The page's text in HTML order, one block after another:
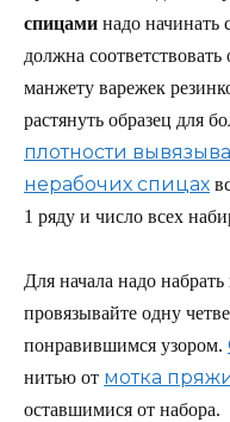
спицами надо начинать
должна
манжету варежек
растянуть образец для
плотности
нерабочих спицах
1 ряду и число всех
Для начала надо
провязывайте одну
понравившимся узором.
нитью от мотка
оставшимися от набора.